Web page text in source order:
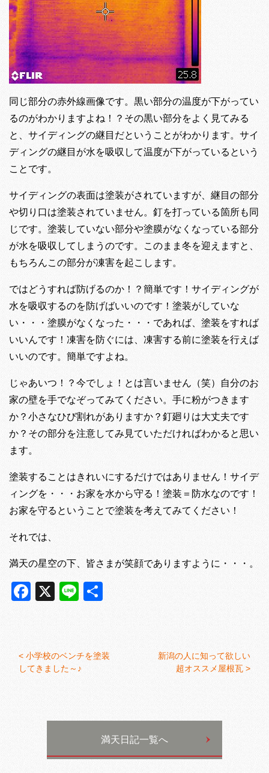
同じ部分の赤外線画像です。黒い部分の温度が下がってい
るのがわかりますよね！？その黒い部分をよく見てみる
と、サイディングの継目だということがわかります。サイ
ディングの継目が水を吸収して温度が下がっているという
ことです。
サイディングの表面は塗装がされていますが、継目の部分
や切り口は塗装されていません。釘を打っている箇所も同
じです。塗装していない部分や塗膜がなくなっている部分
が水を吸収してしまうのです。このまま冬を迎えますと、
もちろんこの部分が凍害を起こします。
ではどうすれば防げるのか！？簡単です！サイディングが
水を吸収するのを防げばいいのです！塗装がしていな
い・・・塗膜がなくなった・・・であれば、塗装をすれば
いいんです！凍害を防ぐには、凍害する前に塗装を行えば
いいのです。簡単ですよね。
じゃあいつ！？今でしょ！とは言いません（笑）自分のお
家の壁を手でなぞってみてください。手に粉がつきます
か？小さなひび割れがありますか？釘廻りは大丈夫です
か？その部分を注意してみ見ていただければわかると思い
ます。
塗装することはきれいにするだけではありません！サイデ
ィングを・・・お家を水から守る！塗装＝防水なのです！
お家を守るということで塗装を考えてみてください！
それでは、
満天の星空の下、皆さまが笑顔でありますように・・・。
Facebook
X Line
< 小学校のベンチを塗装
してきました～♪
新潟の人に知って欲しい
超オススメ屋根瓦 >
満天日記一覧へ